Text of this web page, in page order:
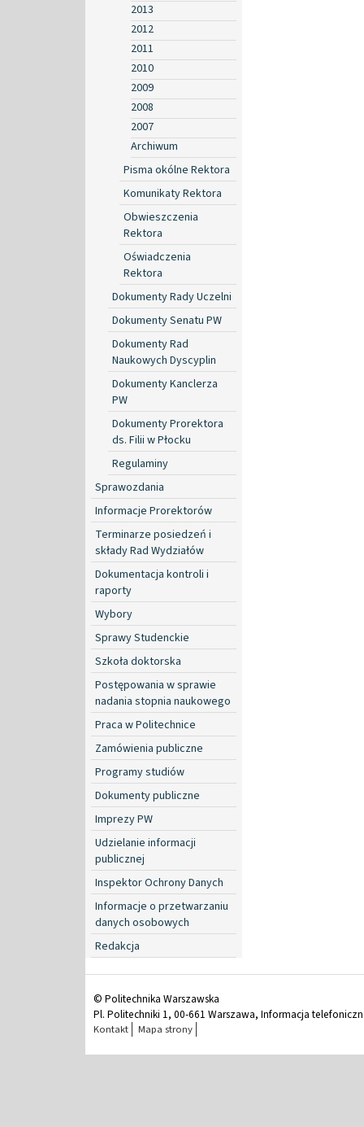
2013
2012
2011
2010
2009
2008
2007
Archiwum
Pisma okólne Rektora
Komunikaty Rektora
Obwieszczenia
Rektora
Oświadczenia
Rektora
Dokumenty Rady Uczelni
Dokumenty Senatu PW
Dokumenty Rad
Naukowych Dyscyplin
Dokumenty Kanclerza
PW
Dokumenty Prorektora
ds. Filii w Płocku
Regulaminy
Sprawozdania
Informacje Prorektorów
Terminarze posiedzeń i
składy Rad Wydziałów
Dokumentacja kontroli i
raporty
Wybory
Sprawy Studenckie
Szkoła doktorska
Postępowania w sprawie
nadania stopnia naukowego
Praca w Politechnice
Zamówienia publiczne
Programy studiów
Dokumenty publiczne
Imprezy PW
Udzielanie informacji
publicznej
Inspektor Ochrony Danych
Informacje o przetwarzaniu
danych osobowych
Redakcja
© Politechnika Warszawska
Pl. Politechniki 1, 00-661 Warszawa, Informacja
Kontakt Mapa strony